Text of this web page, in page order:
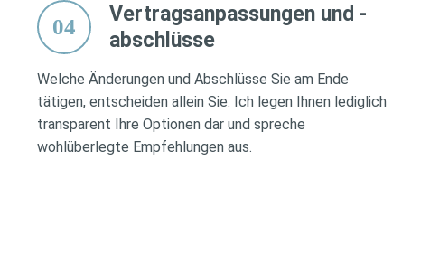
04
Vertragsanpassungen und -
abschlüsse
Welche Änderungen und Abschlüsse Sie am Ende
tätigen, entscheiden allein Sie. Ich legen Ihnen lediglich
transparent Ihre Optionen dar und spreche
wohlüberlegte Empfehlungen aus.